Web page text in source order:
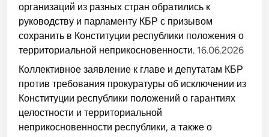
организаций из разных стран обратились к
руководству и парламенту КБР с призывом
сохранить в Конституции республики положения о
территориальной неприкосновенности. 16.06.2026
Коллективное заявление к главе и депутатам КБР
против требования прокуратуры об исключении из
Конституции республики положений о гарантиях
целостности и территориальной
неприкосновенности республики, а также о